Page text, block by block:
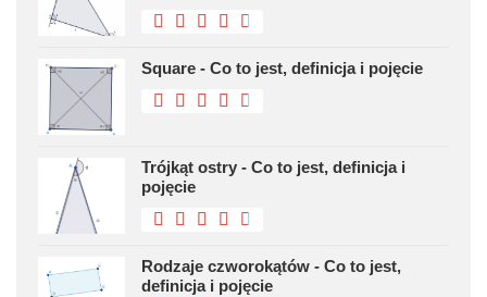
Square - Co to jest, definicja i pojęcie
Trójkąt ostry - Co to jest, definicja i
pojęcie
Rodzaje czworokątów - Co to jest,
definicja i pojęcie